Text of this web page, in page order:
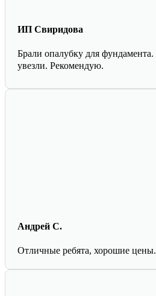
ИП Свиридова
Брали опалубку для
увезли. Рекомендую.
Андрей С.
Отличные ребята, хорошие цены.